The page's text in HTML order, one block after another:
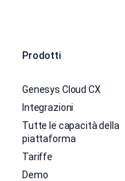
Prodotti
Genesys Cloud CX
Integrazioni
Tutte le capacità della
piattaforma
Tariffe
Demo